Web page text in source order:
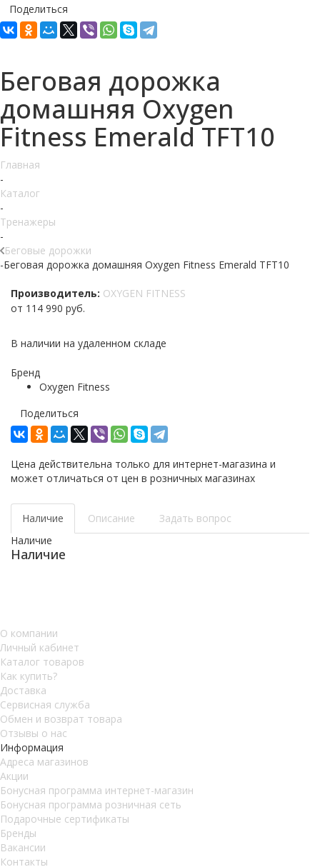
Поделиться
Беговая дорожка
домашняя Oxygen
Fitness Emerald TFT10
Главная
-
Каталог
-
Тренажеры
-
Беговые дорожки
-Беговая дорожка домашняя Oxygen Fitness Emerald TFT10
Производитель: OXYGEN FITNESS
от 114 990 руб.
В наличии на удаленном складе
Бренд
Oxygen Fitness
Поделиться
Цена действительна только для интернет-магазина и
может отличаться от цен в розничных магазинах
Наличие Описание
Задать вопрос
Наличие
Наличие
О компании
Личный кабинет
Каталог товаров
Как купить?
Доставка
Сервисная служба
Обмен и возврат товара
Отзывы о нас
Информация
Адреса магазинов
Акции
Бонусная программа интернет-магазин
Бонусная программа розничная сеть
Подарочные сертификаты
Бренды
Вакансии
Контакты